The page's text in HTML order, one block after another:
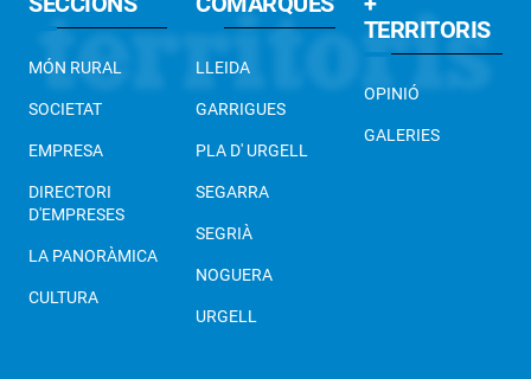
MÓN RURAL
SOCIETAT
EMPRESA
DIRECTORI
D'EMPRESES
LA PANORÀMICA
CULTURA
LLEIDA
GARRIGUES
PLA D' URGELL
SEGARRA
SEGRIÀ
NOGUERA
URGELL
TERRITORIS
OPINIÓ
GALERIES